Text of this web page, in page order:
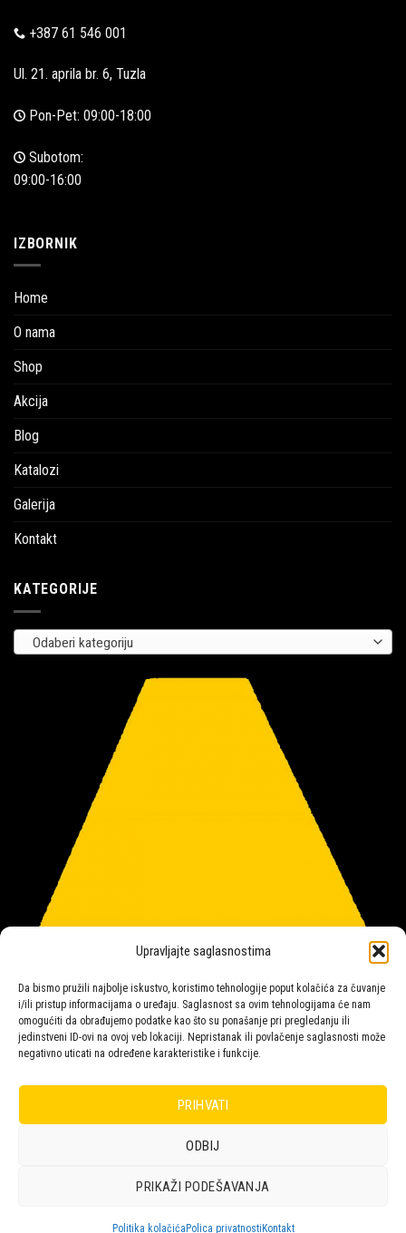
Upravljajte saglasnostima
Da bismo pružili najbolje iskustvo, koristimo tehnologije poput kolačića za čuvanje
i/ili pristup informacijama o uređaju. Saglasnost sa ovim tehnologijama će nam
omogućiti da obrađujemo podatke kao što su ponašanje pri pregledanju ili
jedinstveni ID-ovi na ovoj veb lokaciji. Nepristanak ili povlačenje saglasnosti može
negativno uticati na određene karakteristike i funkcije.
PRIHVATI
ODBIJ
PRIKAŽI PODEŠAVANJA
Politika kolačića Polica privatnosti Kontakt
+387 61 546 001
Ul. 21. aprila br. 6, Tuzla
Pon-Pet: 09:00-18:00
Subotom:
09:00-16:00
IZBORNIK
Home
O nama
Shop
Akcija
Blog
Katalozi
Galerija
Kontakt
KATEGORIJE
Odaberi kategoriju